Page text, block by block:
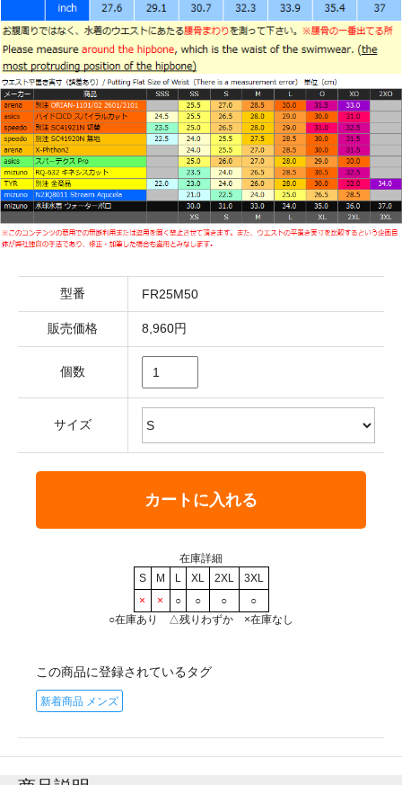
型番 FR25M50
販売価格 8,960円
個数
サイズ
カートに入れる
在庫詳細
S
M L XL 2XL
3XL
×
× ○ ○ ○
○
○在庫あり △残りわずか ×在庫なし
この商品に登録されているタグ
新着商品 メンズ